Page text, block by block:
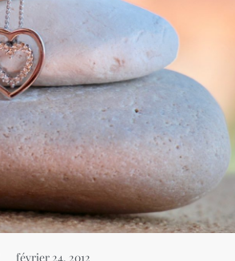
février 24, 2012